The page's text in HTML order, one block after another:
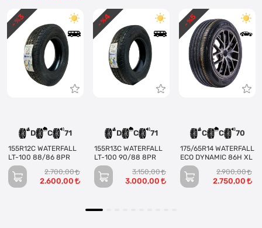
D C 71
155R12C WATERFALL
LT-100 88/86 8PR
2.700,00
2.600,00
- %
3
D C 71
155R13C WATERFALL
LT-100 90/88 8PR
3.150,00
3.000,00
- %
4
C C 70
175/65R14 WATERFALL
ECO DYNAMIC 86H XL
2.900,00
2.750,00
- %
5